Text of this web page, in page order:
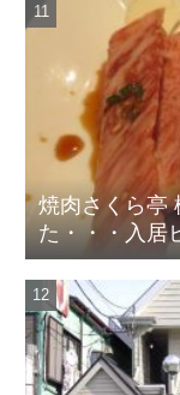
焼肉さくら亭
た・・・入居